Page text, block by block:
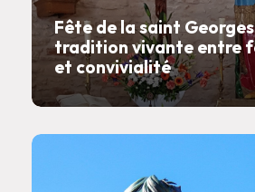
Fête de la saint
tradition vivante entre
et convivialité